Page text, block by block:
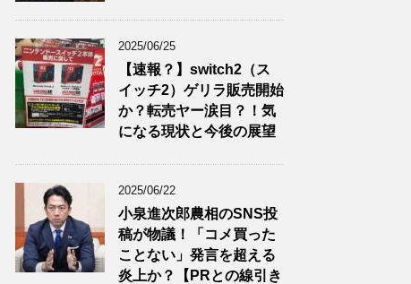
2025/06/25
【速報？】switch2（ス
イッチ2）ゲリラ販売開始
か？転売ヤー涙目？！気
になる現状と今後の展望
2025/06/22
小泉進次郎農相のSNS投
稿が物議！「コメ買った
ことない」発言を超える
炎上か？【PRとの線引き